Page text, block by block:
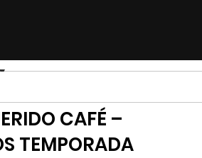
CAFÉ –
TEMPORADA